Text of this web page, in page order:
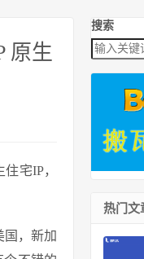
原生
宅IP，
国，新加
搜索
热门文